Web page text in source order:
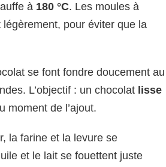
à 180 °C. Les moules à
pour éviter que la
se font fondre doucement au
L’objectif : un chocolat lisse
moment de l’ajout.
la farine et la levure se
et le lait se fouettent juste